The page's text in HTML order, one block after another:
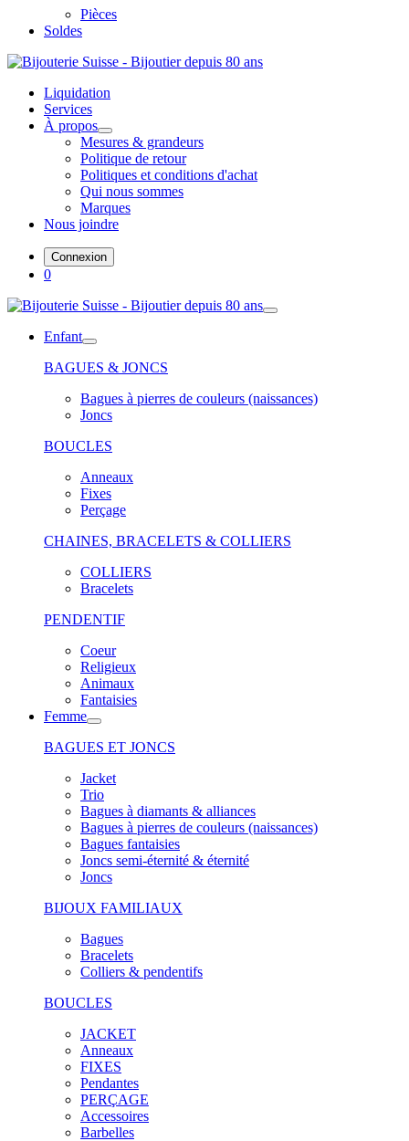
Pièces
Soldes
Liquidation
Services
À propos
Mesures & grandeurs
Politique de retour
Politiques et conditions d'achat
Qui nous sommes
Marques
Nous joindre
Connexion
0
Enfant
BAGUES & JONCS
Bagues à pierres de couleurs (naissances)
Joncs
BOUCLES
Anneaux
Fixes
Perçage
CHAINES, BRACELETS & COLLIERS
COLLIERS
Bracelets
PENDENTIF
Coeur
Religieux
Animaux
Fantaisies
Femme
BAGUES ET JONCS
Jacket
Trio
Bagues à diamants & alliances
Bagues à pierres de couleurs (naissances)
Bagues fantaisies
Joncs semi-éternité & éternité
Joncs
BIJOUX FAMILIAUX
Bagues
Bracelets
Colliers & pendentifs
BOUCLES
JACKET
Anneaux
FIXES
Pendantes
PERÇAGE
Accessoires
Barbelles